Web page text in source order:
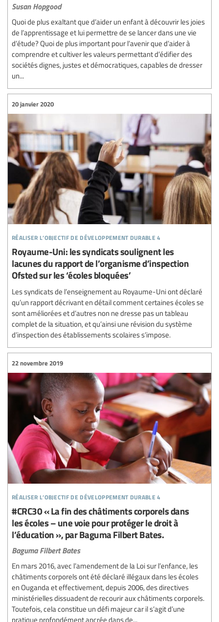
Susan Hopgood
Quoi de plus exaltant que d’aider un enfant à découvrir les joies
de l’apprentissage et lui permettre de se lancer dans une vie
d’étude? Quoi de plus important pour l’avenir que d’aider à
comprendre et cultiver les valeurs permettant d’édifier des
sociétés dignes, justes et démocratiques, capables de dresser
un...
réaliser l’objectif de développement durable 4
20 janvier 2020
Royaume-Uni: les syndicats soulignent les
lacunes du rapport de l’organisme d’inspection
Ofsted sur les ‘écoles bloquées’
Les syndicats de l’enseignement au Royaume-Uni ont déclaré
qu’un rapport décrivant en détail comment certaines écoles se
sont améliorées et d’autres non ne dresse pas un tableau
complet de la situation, et qu’ainsi une révision du système
d’inspection des établissements scolaires s’impose.
réaliser l’objectif de développement durable 4
22 novembre 2019
#CRC30 « La fin des châtiments corporels dans
les écoles – une voie pour protéger le droit à
l’éducation », par Baguma Filbert Bates.
Baguma Filbert Bates
En mars 2016, avec l’amendement de la Loi sur l’enfance, les
châtiments corporels ont été déclaré illégaux dans les écoles
en Ouganda et effectivement, depuis 2006, des directives
ministérielles dissuadent de recourir aux châtiments corporels.
Toutefois, cela constitue un défi majeur car il s’agit d’une
pratique profondément ancrée dans de...